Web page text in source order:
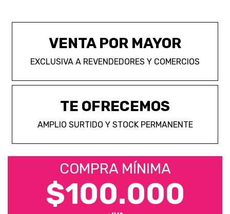
VENTA POR MAYOR
EXCLUSIVA A REVENDEDORES Y COMERCIOS
TE OFRECEMOS
AMPLIO SURTIDO Y STOCK PERMANENTE
COMPRA MÍNIMA
$100.000